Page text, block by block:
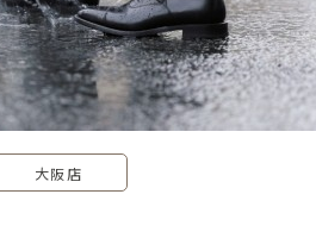
大阪店